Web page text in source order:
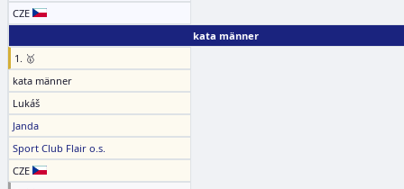
CZE
kata männer
1. 🥇
kata männer
Lukáš
Janda
Sport Club Flair o.s.
CZE